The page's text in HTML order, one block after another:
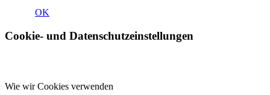
OK
Cookie- und Datenschutzeinstellungen
Wie wir Cookies verwenden